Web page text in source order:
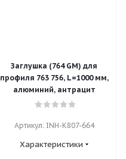
Заглушка (764 GM) для
профиля 763 756, L=1000 мм,
алюминий, антрацит
Артикул: INH-K807-664
Характеристики